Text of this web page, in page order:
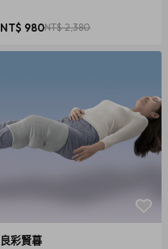
NT$ 980NT$ 2,380
良彩賢暮